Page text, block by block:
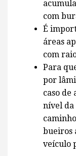
com
É
áreas
com
Para
por
caso de
nível da
bueiros
veículo